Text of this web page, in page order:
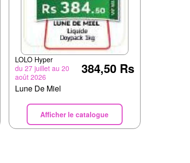
LOLO Hyper
du 27 juillet au 20
août 2026
384,50 Rs
Lune De Miel
Afficher le catalogue